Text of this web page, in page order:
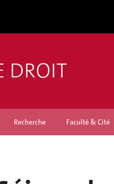
DROIT
Recherche Faculté & Cité